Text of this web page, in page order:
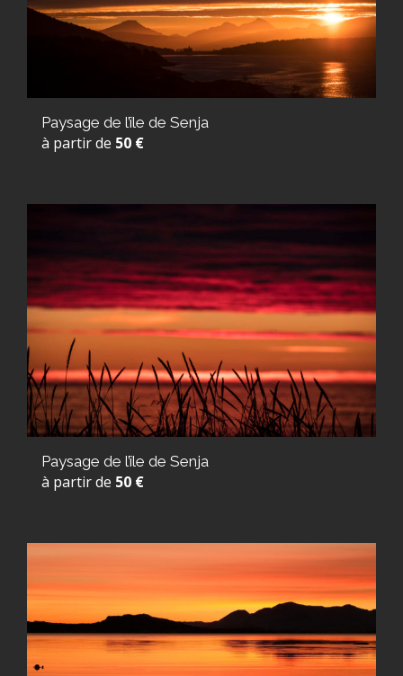
Paysage de l’île de Senja
à partir de 50 €
Paysage de l’île de Senja
à partir de 50 €